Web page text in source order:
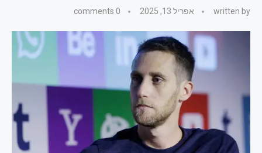
written by אפריל 13, 2025 0 comments